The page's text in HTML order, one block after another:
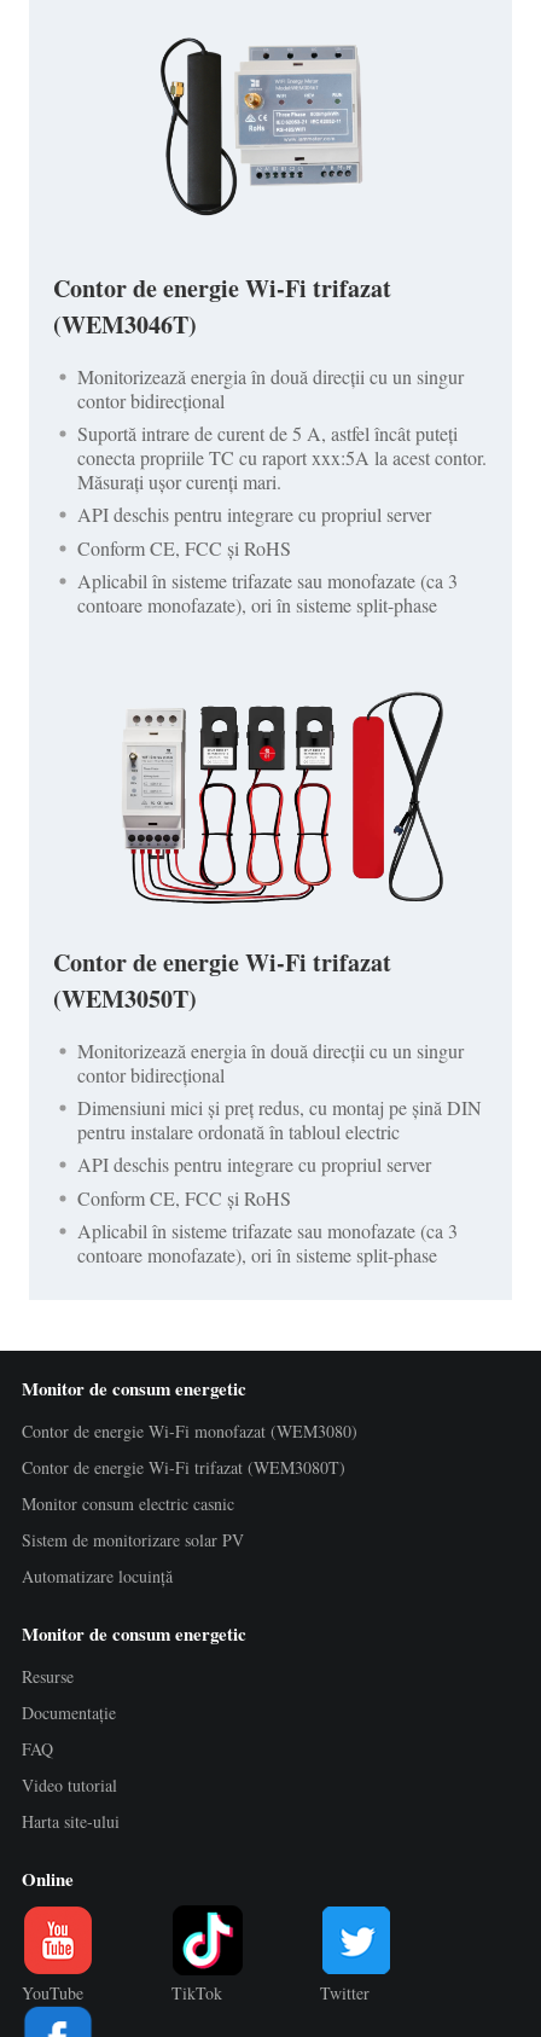
Contor de energie Wi-Fi trifazat
(WEM3046T)
Monitorizează energia în două direcții cu un singur
contor bidirecțional
Suportă intrare de curent de 5 A, astfel încât puteți
conecta propriile TC cu raport xxx:5A la acest contor.
Măsurați ușor curenți mari.
API deschis pentru integrare cu propriul server
Conform CE, FCC și RoHS
Aplicabil în sisteme trifazate sau monofazate (ca 3
contoare monofazate), ori în sisteme split-phase
Contor de energie Wi-Fi trifazat
(WEM3050T)
Monitorizează energia în două direcții cu un singur
contor bidirecțional
Dimensiuni mici și preț redus, cu montaj pe șină DIN
pentru instalare ordonată în tabloul electric
API deschis pentru integrare cu propriul server
Conform CE, FCC și RoHS
Aplicabil în sisteme trifazate sau monofazate (ca 3
contoare monofazate), ori în sisteme split-phase
Monitor de consum energetic
Contor de energie Wi-Fi monofazat (WEM3080)
Contor de energie Wi-Fi trifazat (WEM3080T)
Monitor consum electric casnic
Sistem de monitorizare solar PV
Automatizare locuință
Monitor de consum energetic
Resurse
Documentație
FAQ
Video tutorial
Harta site-ului
Online
YouTube TikTok Twitter